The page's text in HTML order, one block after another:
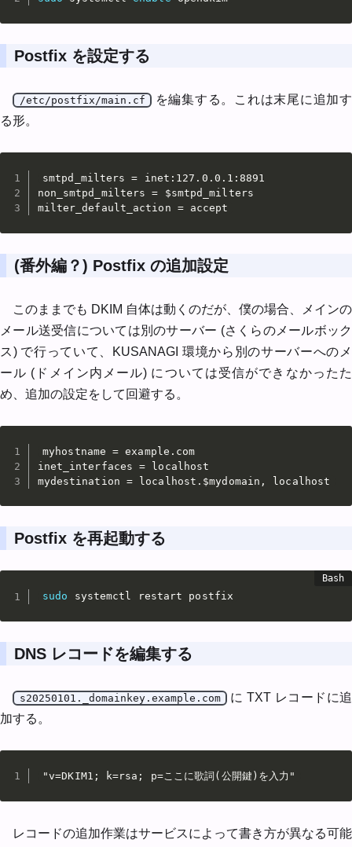
Postfix を設定する
/etc/postfix/main.cf
を編集する。これは末尾に追加す
る形。
smtpd_milters = inet:127.0.0.1:8891
non_smtpd_milters = $smtpd_milters
milter_default_action = accept
(番外編？) Postfix の追加設定
このままでも DKIM 自体は動くのだが、僕の場合、メインの
メール送受信については別のサーバー (さくらのメールボック
ス) で行っていて、KUSANAGI 環境から別のサーバーへのメ
ール (ドメイン内メール) については受信ができなかったた
め、追加の設定をして回避する。
myhostname = example.com
inet_interfaces = localhost
mydestination = localhost.$mydomain, localhost
Postfix を再起動する
sudo systemctl restart postfix
DNS レコードを編集する
s20250101._domainkey.example.com
に TXT レコードに追
加する。
"v=DKIM1; k=rsa; p=ここに歌詞(公開鍵)を入力"
レコードの追加作業はサービスによって書き方が異なる可能